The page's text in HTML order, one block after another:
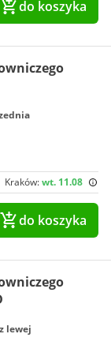
do koszyka
Kraków:wt. 11.08
do koszyka
lewej